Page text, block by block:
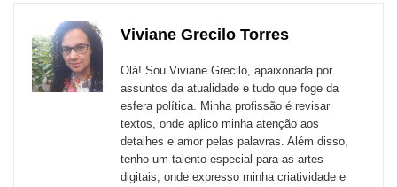
sites
externos
EmailFacebookMessenger
TwitterWhatsApp
LinkedIn
Viviane Grecilo Torres
Olá! Sou Viviane Grecilo, apaixonada por
assuntos da atualidade e tudo que foge da
esfera política. Minha profissão é revisar
textos, onde aplico minha atenção aos
detalhes e amor pelas palavras. Além disso,
tenho um talento especial para as artes
digitais, onde expresso minha criatividade e